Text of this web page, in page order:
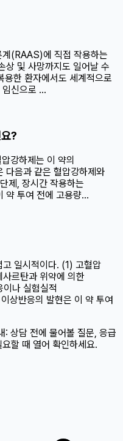
(RAAS)에 직접 작용하는
상 및 사망까지도 일어날 수
용한 환자에서도 세계적으로
신으로 ...
?
강하제는 이 약의
다음과 같은 혈압강하제와
제, 장시간 작용하는
약 투여 전에 고용량...
일시적이다. (1) 고혈압
르탄과 위약에 의한
나 실험실적
상반응의 발현은 이 약 투여
: 상담 전에 물어볼 질문, 응급
할 때 열어 확인하세요.